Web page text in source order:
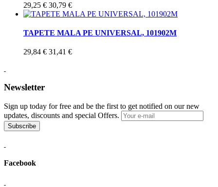
29,25 € 30,79 €
TAPETE MALA PE UNIVERSAL, 101902M
29,84 € 31,41 €
Newsletter
Sign up today for free and be the first to get notified on our new
updates, discounts and special Offers.
Subscribe
Facebook